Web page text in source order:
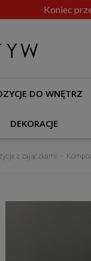
Koniec
DO WNĘTRZ
DEKORACJE
z zajączkami